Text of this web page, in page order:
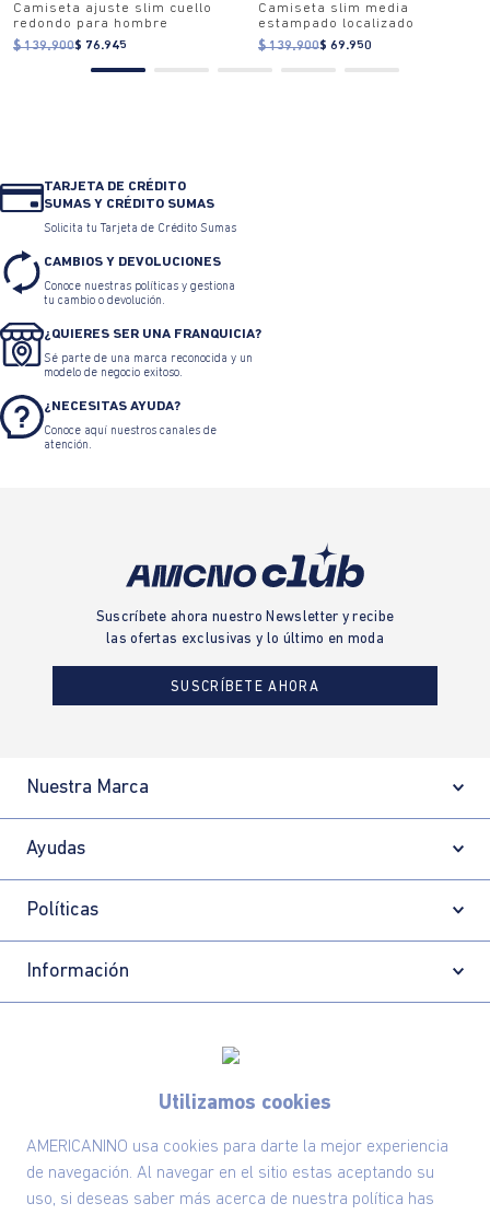
Utilizamos cookies
AMERICANINO usa cookies para darte la mejor experiencia
de navegación. Al navegar en el sitio estas aceptando su
uso, si deseas saber más acerca de nuestra política has
Camiseta ajuste slim cuello
redondo para hombre
$ 139.900$ 76.945
Camiseta slim media
estampado localizado
$ 139.900$ 69.950
TARJETA DE CRÉDITO
SUMAS Y CRÉDITO SUMAS
Solicita tu Tarjeta de Crédito Sumas
CAMBIOS Y DEVOLUCIONES
Conoce nuestras políticas y gestiona
tu cambio o devolución.
¿QUIERES SER UNA FRANQUICIA?
Sé parte de una marca reconocida y un
modelo de negocio exitoso.
¿NECESITAS AYUDA?
Conoce aquí nuestros canales de
atención.
Suscríbete ahora nuestro Newsletter y recibe
las ofertas exclusivas y lo último en moda
SUSCRÍBETE AHORA
Nuestra Marca
Ayudas
Políticas
Información